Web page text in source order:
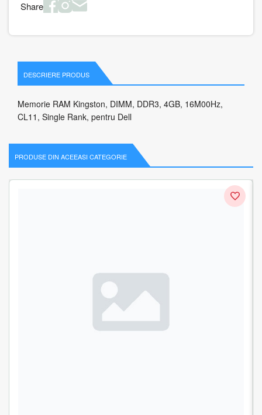
Share
DESCRIERE PRODUS
Memorie RAM Kingston, DIMM, DDR3, 4GB, 16M00Hz,
CL11, Single Rank, pentru Dell
PRODUSE DIN ACEEASI CATEGORIE